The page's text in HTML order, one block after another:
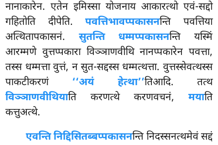
नानाकारेन. एतेन इमिस्सा योजनाय आकारत्थो एवं-सद्दो
गहितोति दीपेति.पवत्तिभावप्पकासनन्ति पवत्तिया
अत्थितापकासनं. सुतन्ति धम्मप्पकासनन्ति यस्मिं
आरम्मणे वुत्तप्पकारा विञ्ञाणवीथि नानप्पकारेन पवत्ता,
तस्स धम्मत्ता वुत्तं, न सुत-सद्दस्स धम्मत्थत्ता. वुत्तस्सेवत्थस्स
पाकटीकरणं ‘‘अयं हेत्था’’तिआदि. तत्थ
विञ्ञाणवीथियाति करणत्थे करणवचनं, मयाति
कत्तुअत्थे.
एवन्ति निद्दिसितब्बप्पकासनन्ति निदस्सनत्थमेवं सद्दं